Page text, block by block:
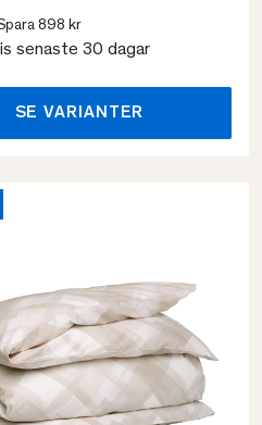
898 kr
senaste 30 dagar
SE VARIANTER